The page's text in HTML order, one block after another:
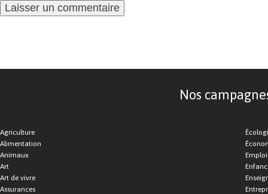
Nos
Agriculture
Alimentation
Animaux
Art
Art de vivre
Assurances
Emploi